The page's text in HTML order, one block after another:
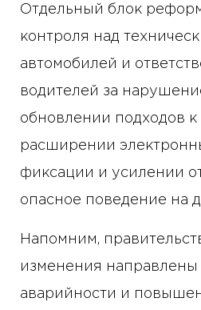
Отдельный блок
контроля над
автомобилей и
водителей за
обновлении подходов к
расширении
фиксации и усилении
опасное поведение на
Напомним,
изменения
аварийности и